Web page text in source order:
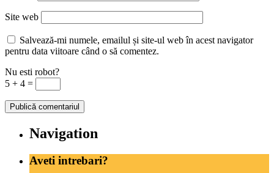
Site web
Salvează-mi numele, emailul și site-ul web în acest navigator
pentru data viitoare când o să comentez.
Nu esti robot?
5 + 4 =
Navigation
Aveti intrebari?